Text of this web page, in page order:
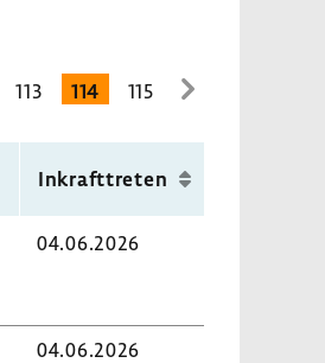
113 114 115
zur
Inkraft­treten
04.06.2026
04.06.2026